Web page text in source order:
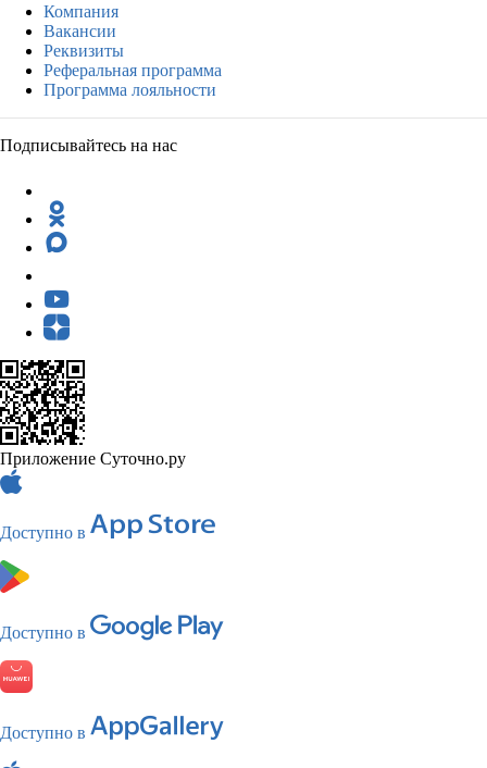
Компания
Вакансии
Реквизиты
Реферальная программа
Программа лояльности
Подписывайтесь на нас
Приложение Суточно.ру
Доступно в
Доступно в
Доступно в